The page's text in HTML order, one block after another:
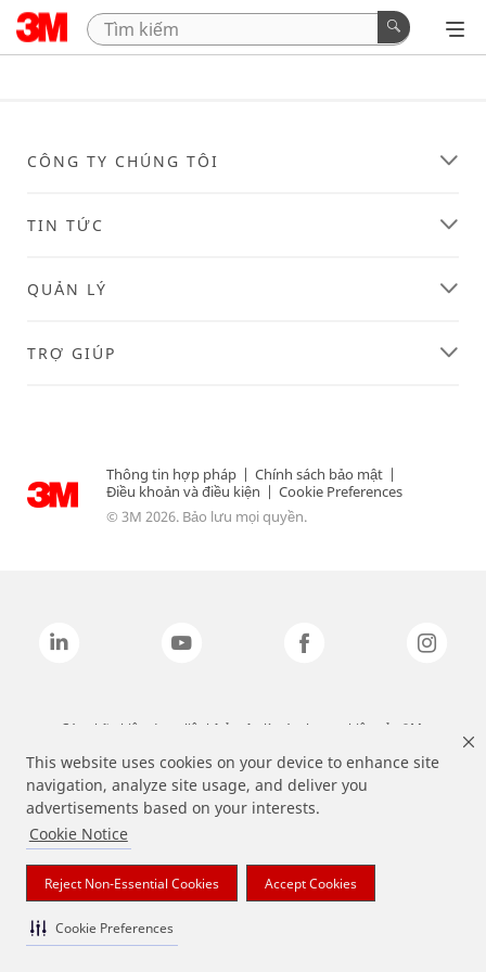
This website uses cookies on your device to enhance site
navigation, analyze site usage, and deliver you
advertisements based on your interests.
Cookie Notice
Reject Non-Essential Cookies Accept Cookies
Cookie Preferences
CÔNG TY CHÚNG TÔI
TIN TỨC
QUẢN LÝ
TRỢ GIÚP
Thông tin hợp pháp | Chính sách bảo mật |
Điều khoản và điều kiện | Cookie Preferences
© 3M 2026. Bảo lưu mọi quyền.
Các nhãn hiệu được liệt kê ở trên là các thương hiệu của 3M.